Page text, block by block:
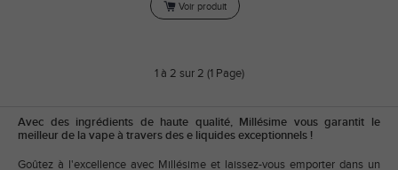
Voir produit
1 à 2 sur 2 (1 Page)
Avec des ingrédients de haute qualité, Millésime vous garantit le
meilleur de la vape à travers des e liquides exceptionnels !
Goûtez à l'excellence avec Millésime et laissez-vous emporter dans un